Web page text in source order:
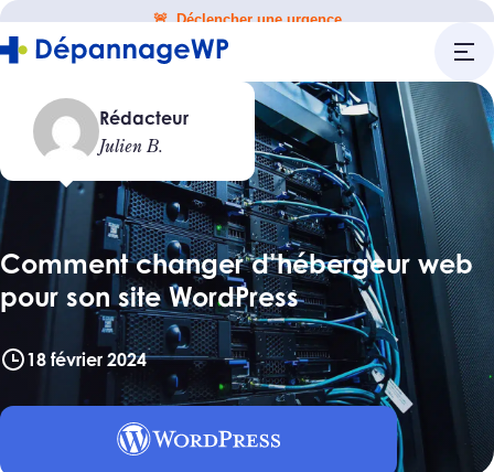
🚨 Déclencher une urgence
Rédacteur
Julien B.
Comment changer d’hébergeur web
pour son site WordPress
18 février 2024